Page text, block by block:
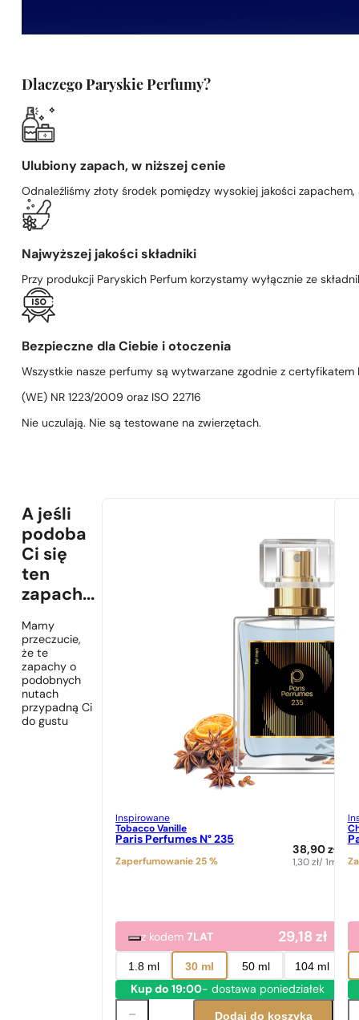
Dlaczego Paryskie Perfumy?
Ulubiony zapach, w niższej cenie
Odnaleźliśmy złoty środek pomiędzy wysokiej jakości
Najwyższej jakości składniki
Przy produkcji Paryskich Perfum korzystamy wyłącznie ze
Bezpieczne dla Ciebie i otoczenia
Wszystkie nasze perfumy są wytwarzane zgodnie z certyfikatem
(WE) NR 1223/2009 oraz ISO 22716
Nie uczulają. Nie są testowane na zwierzętach.
A jeśli
podoba
Ci się
ten
zapach...
Mamy
przeczucie,
że te
zapachy o
podobnych
nutach
przypadną Ci
do gustu
Inspirowane
Tobacco Vanille
Paris Perfumes N° 235
Zaperfumowanie 25 %
38,90zł
1,30zł/ 1ml
z kodem7LAT 29,18zł
1.8 ml 30 ml 50 ml 104 ml
Kup do 19:00- dostawa poniedziałek
Dodaj do koszyka